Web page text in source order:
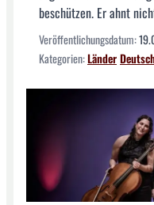
beschützen. Er ahnt
Veröffentlichungsdatum:
Kategorien:Länder